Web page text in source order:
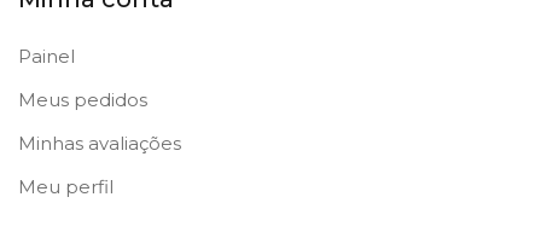
Painel
Meus pedidos
Minhas avaliações
Meu perfil